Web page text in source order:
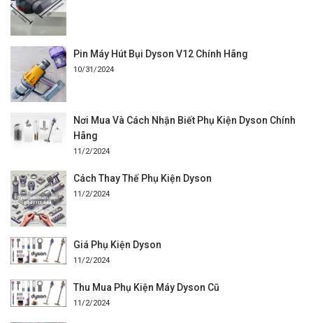
Pin Máy Hút Bụi Dyson V12 Chính Hãng
10/31/2024
Nơi Mua Và Cách Nhận Biết Phụ Kiện Dyson Chính
Hãng
11/2/2024
Cách Thay Thế Phụ Kiện Dyson
11/2/2024
Giá Phụ Kiện Dyson
11/2/2024
Thu Mua Phụ Kiện Máy Dyson Cũ
11/2/2024